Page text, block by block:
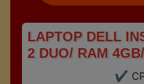
LAPTOP DELL
2 DUO/ RAM